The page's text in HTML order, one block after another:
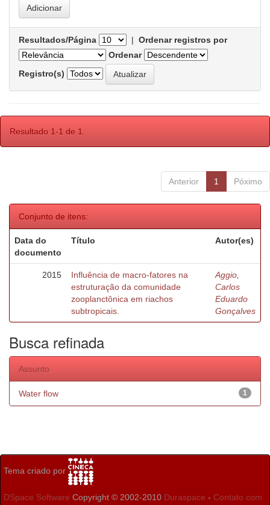
Resultados/Página | Ordenar registros por
Ordenar
Registro(s)
Resultado 1-1 de 1.
Anterior 1 Póximo
Conjunto de itens:
Data do
documento
Título Autor(es)
2015
Influência de macro-fatores na
estruturação da comunidade
zooplanctônica em riachos
subtropicais.
Aggio,
Carlos
Eduardo
Gonçalves
Busca refinada
Assunto
1
Water flow
Tema criado por
DSpace Software Copyright © 2002-2010 Duraspace - Contato com